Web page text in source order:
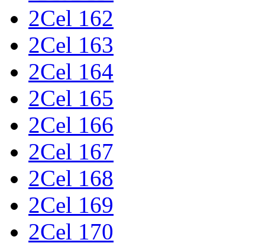
2Cel 162
2Cel 163
2Cel 164
2Cel 165
2Cel 166
2Cel 167
2Cel 168
2Cel 169
2Cel 170